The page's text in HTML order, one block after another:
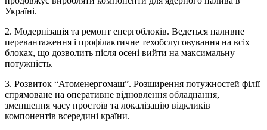
Україні.
2. Модернізація та ремонт енергоблоків. Ведеться паливне
перевантаження і профілактичне техобслуговування на всіх
блоках, що дозволить після осені вийти на максимальну
потужність.
3. Розвиток “Атоменергомаш”. Розширення потужностей філії
спрямоване на оперативне відновлення обладнання,
зменшення часу простоїв та локалізацію відкликів
компонентів всередині країни.